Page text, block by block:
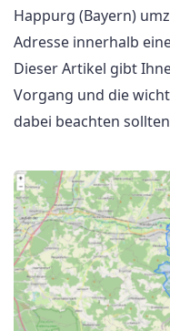
Happurg (Bayern)
Adresse innerhalb
Dieser Artikel gibt
Vorgang und die
dabei beachten